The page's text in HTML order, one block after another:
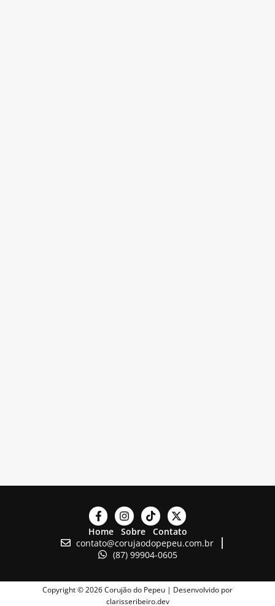
Home Sobre
Contato
contato@corujaodopepeu.com.br
(87) 99904-0605
Copyright © 2026 Corujão do Pepeu | Desenvolvido por
clarisseribeiro.dev